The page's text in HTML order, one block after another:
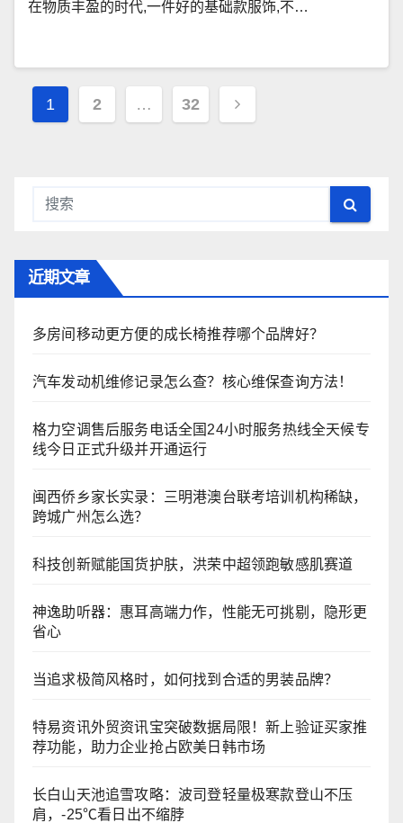
在物质丰盈的时代,一件好的基础款服饰,不…
文
航
1 2 … 32
近期文章
多房间移动更方便的成长椅推荐哪个品牌好？
汽车发动机维修记录怎么查？核心维保查询方法！
格力空调售后服务电话全国24小时服务热线全天候专
线今日正式升级并开通运行
闽西侨乡家长实录：三明港澳台联考培训机构稀缺，
跨城广州怎么选？
科技创新赋能国货护肤，洪荣中超领跑敏感肌赛道
神逸助听器：惠耳高端力作，性能无可挑剔，隐形更
省心
当追求极简风格时，如何找到合适的男装品牌？
特易资讯外贸资讯宝突破数据局限！新上验证买家推
荐功能，助力企业抢占欧美日韩市场
长白山天池追雪攻略：波司登轻量极寒款登山不压
肩，-25℃看日出不缩脖